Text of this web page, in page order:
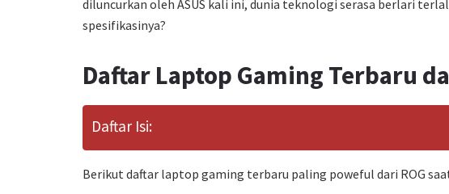
diluncurkan oleh ASUS kali ini, dunia teknologi serasa berlari
spesifikasinya?
Daftar Laptop Gaming Terbaru
Daftar Isi:
Berikut daftar laptop gaming terbaru paling poweful dari ROG